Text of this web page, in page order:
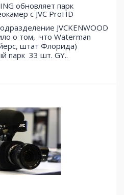
обновляет парк
с JVC ProHD
JVCKENWOOD
о том, что Waterman
штат Флорида)
парк 33 шт. GY..